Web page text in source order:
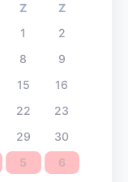
Z
Z
1
2
8
9
15
16
22
23
29
30
5 6